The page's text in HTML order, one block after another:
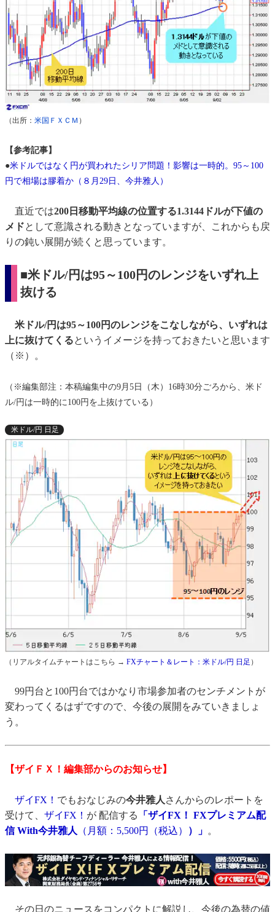
（出所： 米国ＦＸＣＭ ）
【参考記事】
●米ドルではなく円が買われたシリア問題！影響は一時的。95～100
円で相場は膠着か（８月29日、今井雅人）
直近では200日移動平均線の位置する1.3144ドルが下値の
メドとして意識される動きとなっていますが、これからも戻
りの鈍い展開が続くと思っています。
■米ドル/円は95～100円のレンジをいずれ上
抜ける
米ドル/円は95～100円のレンジをこなしながら、いずれは
上に抜けてくるというイメージを持っておきたいと思います
（※）。
（※編集部注：本稿編集中の9月5日（木）16時30分ごろから、米ド
ル/円は一時的に100円を上抜けている）
米ドル/円 日足
（リアルタイムチャートはこちら → FXチャート＆レート：米ドル/円 日足 ）
99円台と100円台ではかなり市場参加者のセンチメントが
変わってくるはずですので、今後の展開をみていきましょ
う。
【ザイＦＸ！編集部からのお知らせ】
ザイFX！ でもおなじみの今井雅人 さんからのレポートを
受けて、 ザイFX！ が 配信する
「ザイFX！ FXプレミアム配
信 With今井雅人
（月額：5,500円（税込） ）」 。
その日のニュースをコンパクトに解説し、今後の為替の値